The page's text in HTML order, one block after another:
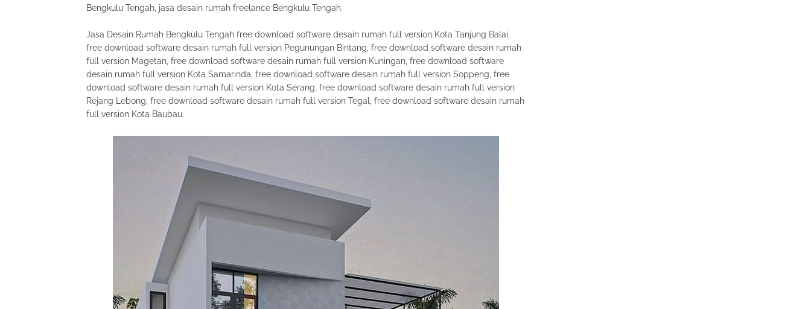
Bengkulu Tengah, jasa desain rumah freelance Bengkulu Tengah.
Jasa Desain Rumah Bengkulu Tengah free download software desain rumah full version Kota Tanjung Balai,
free download software desain rumah full version Pegunungan Bintang, free download software desain rumah
full version Magetan, free download software desain rumah full version Kuningan, free download software
desain rumah full version Kota Samarinda, free download software desain rumah full version Soppeng, free
download software desain rumah full version Kota Serang, free download software desain rumah full version
Rejang Lebong, free download software desain rumah full version Tegal, free download software desain rumah
full version Kota Baubau.